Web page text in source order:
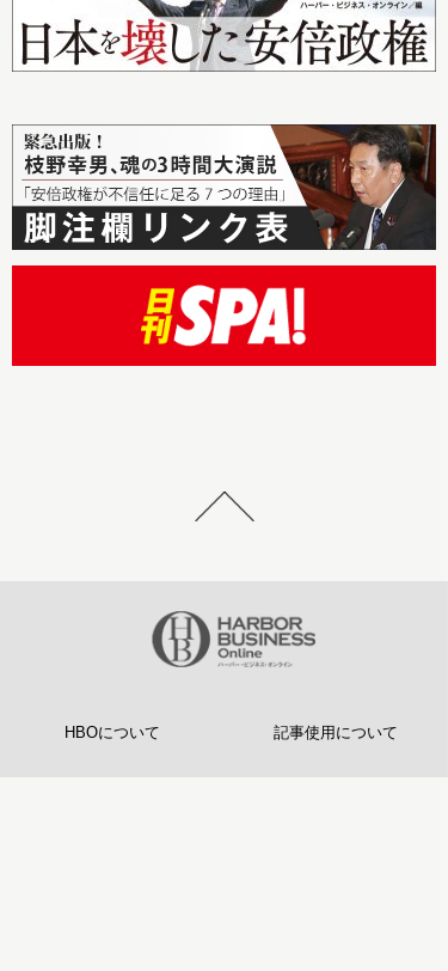
HBOについて 記事使用について